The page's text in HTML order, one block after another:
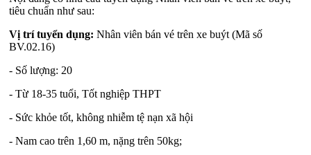
tiêu chuẩn như sau:
Vị trí tuyển dụng: Nhân viên bán vé trên xe buýt (Mã số
BV.02.16)
- Số lượng: 20
- Từ 18-35 tuổi, Tốt nghiệp THPT
- Sức khỏe tốt, không nhiễm tệ nạn xã hội
- Nam cao trên 1,60 m, nặng trên 50kg;